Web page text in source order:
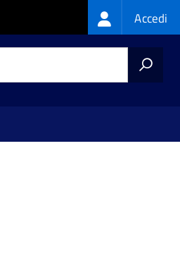
Login
menu
Accedi